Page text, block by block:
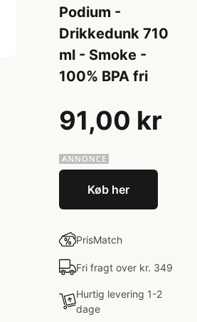
Podium -
Drikkedunk 710
ml - Smoke -
100% BPA fri
91,00 kr
Køb her
PrisMatch
Fri fragt over kr. 349
Hurtig levering 1-2
dage